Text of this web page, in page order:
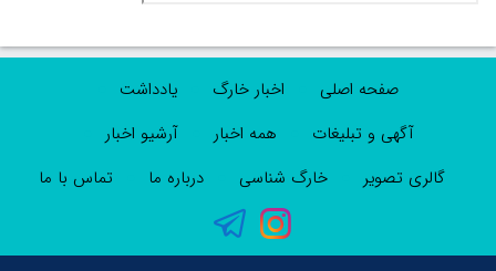
صفحه اصلی اخبار خارگ
یادداشت
آگهی و تبلیغات
همه اخبار
آرشیو اخبار
گالری تصویر
خارگ شناسی درباره ما تماس با ما